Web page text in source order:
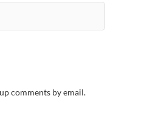
comments by email.